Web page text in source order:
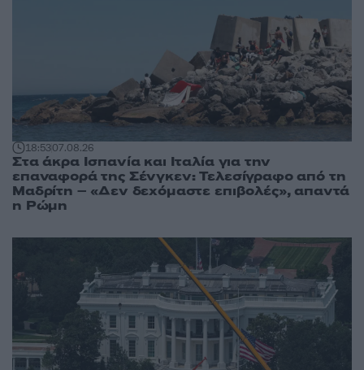
18:5307.08.26
Στα άκρα Ισπανία και Ιταλία για την
επαναφορά της Σένγκεν: Τελεσίγραφο από τη
Μαδρίτη – «Δεν δεχόμαστε επιβολές», απαντά
η Ρώμη